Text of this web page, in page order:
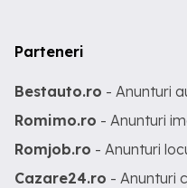
Parteneri
Bestauto.ro - Anunturi
Romimo.ro - Anunturi
Romjob.ro - Anunturi
Cazare24.ro - Anunturi